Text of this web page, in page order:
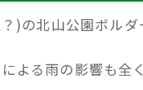
)の北山公園ボルダ
よる雨の影響も